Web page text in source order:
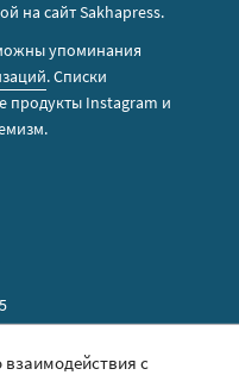
на сайт Sakhapress.
упоминания
. Списки
продукты Instagram и
с